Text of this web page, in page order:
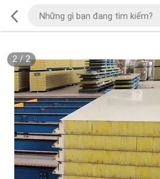
2/2